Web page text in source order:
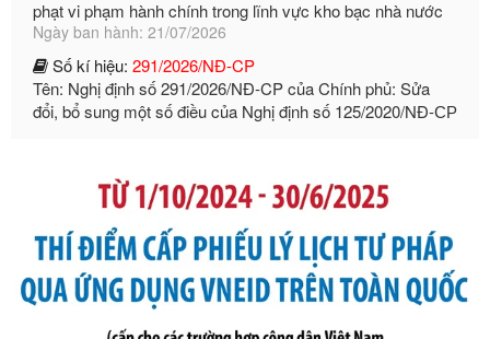
Số kí hiệu:291/2026/NĐ-CP
Tên: Nghị định số 291/2026/NĐ-CP của Chính phủ: Sửa
đổi, bổ sung một số điều của Nghị định số 125/2020/NĐ-СР
ngày 19 tháng 10 năm 2020 của Chính phủ quy định xử
phạt vi phạm hành chính về thuế, hóa đơn được sửa đổi, bổ
sung bởi Nghị định số 102/2021/NĐ-CP
Số kí hiệu:2303/QĐ-UBND
Tên: Quyết định công bố Danh mục thủ tục hành chính mới
ban hành, được sửa đổi, bổ sung, bị bãi bỏ và phê duyệt
Quy trình nội bộ, quy trình điện tử giải quyết thủ tục hành
chính trong một số lĩnh vực thuộc phạm vi chức năng quản
lý của Sở Văn hóa, Thể tha